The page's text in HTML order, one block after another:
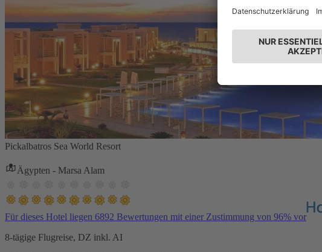
Pickalbatros Sea World Resort
Ägypten - Marsa Alam
Für dieses Hotel liegen 6892 Bewertungen mit einer Zustimmung von 96% vor
8-tägige Flugreise, DZ inkl. AI